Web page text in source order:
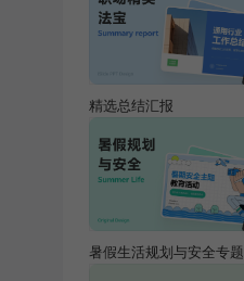
精选总结汇报
暑假生活规划与安全专题